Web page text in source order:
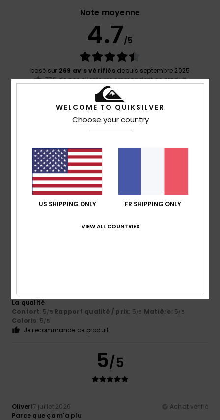
Note moyenne
4.7/5
basé sur 269 avis vérifiésdepuis septembre 2025
77% de nos clients recommandent ce produit
Confort
Rapport qualité / prix
Trop petit Trop grand
Coloris
Sana17 juillet 2026
Achat vérifié
La qualité
Confort: 5/5 Rapport qualité / prix: 5/5 Matière: 5/5
Coloris: 5/5
Je recommande ce produit
5/5
Oliver17 juillet 2026
Achat vérifié
Parce que ça m'a plu
WELCOME TO QUIKSILVER
Choose your country
US SHIPPING ONLY FR SHIPPING ONLY
VIEW ALL COUNTRIES